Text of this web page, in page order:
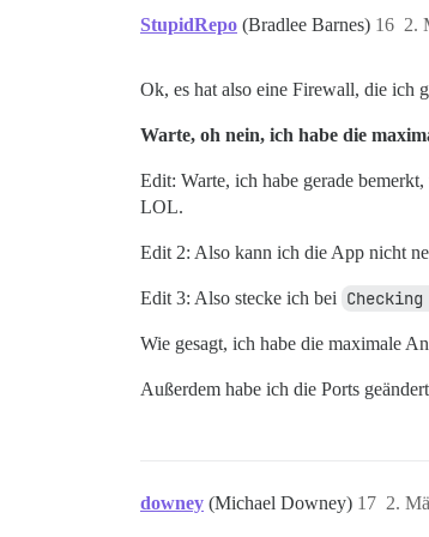
StupidRepo (Bradlee Barnes) 2.
16
Ok, es hat also eine Firewall, die ich
Warte, oh nein, ich habe die
Edit: Warte, ich habe gerade
LOL.
Edit 2: Also kann ich die App nicht
Edit 3: Also stecke ich bei
Wie gesagt, ich habe die maximale
Außerdem habe ich die Ports
downey (Michael Downey) 2.
17